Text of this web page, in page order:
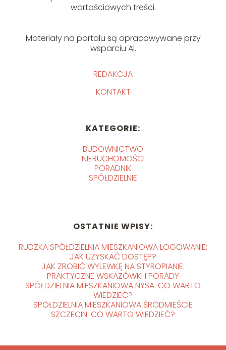
wartościowych treści.
Materiały na portalu są opracowywane przy
wsparciu AI.
REDAKCJA
KONTAKT
KATEGORIE:
BUDOWNICTWO
NIERUCHOMOŚCI
PORADNIK
SPÓŁDZIELNIE
OSTATNIE WPISY:
RUDZKA SPÓŁDZIELNIA MIESZKANIOWA LOGOWANIE:
JAK UZYSKAĆ DOSTĘP?
JAK ZROBIĆ WYLEWKĘ NA STYROPIANIE:
PRAKTYCZNE WSKAZÓWKI I PORADY
SPÓŁDZIELNIA MIESZKANIOWA NYSA: CO WARTO
WIEDZIEĆ?
SPÓŁDZIELNIA MIESZKANIOWA ŚRÓDMIEŚCIE
SZCZECIN: CO WARTO WIEDZIEĆ?